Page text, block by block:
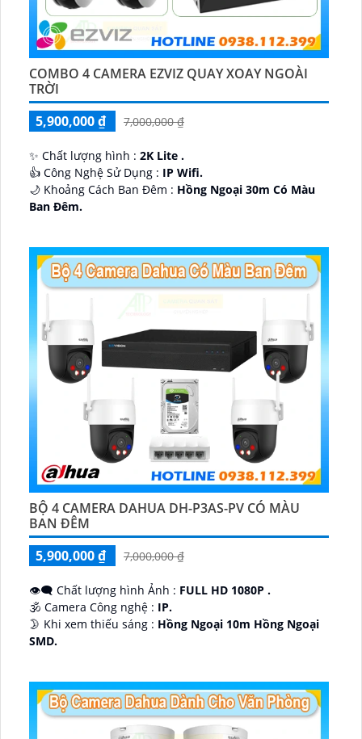
COMBO 4 CAMERA EZVIZ QUAY XOAY NGOÀI
TRỜI
5,900,000 ₫
7,000,000 ₫
✨ Chất lượng hình : 2K Lite .
👍 Công Nghệ Sử Dụng : IP Wifi.
🌙 Khoảng Cách Ban Đêm : Hồng Ngoại 30m Có Màu
Ban Ðêm.
BỘ 4 CAMERA DAHUA DH-P3AS-PV CÓ MÀU
BAN ĐÊM
5,900,000 ₫
7,000,000 ₫
👁️‍🗨 Chất lượng hình Ảnh : FULL HD 1080P .
🕉️ Camera Công nghệ : IP.
🌛 Khi xem thiếu sáng : Hồng Ngoại 10m Hồng Ngoại
SMD.